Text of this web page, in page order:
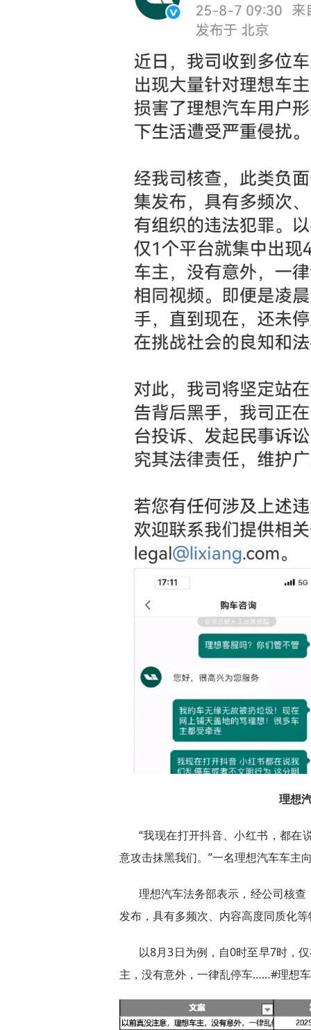
理想
“我现在打开抖音、小红书，都在
意攻击抹黑我们。”一名理想汽车车主
理想汽车法务部表示，经公司核
发布，具有多频次、内容高度同质化
以8月3日为例，自0时至早7时，
主，没有意外，一律乱停车……#理想